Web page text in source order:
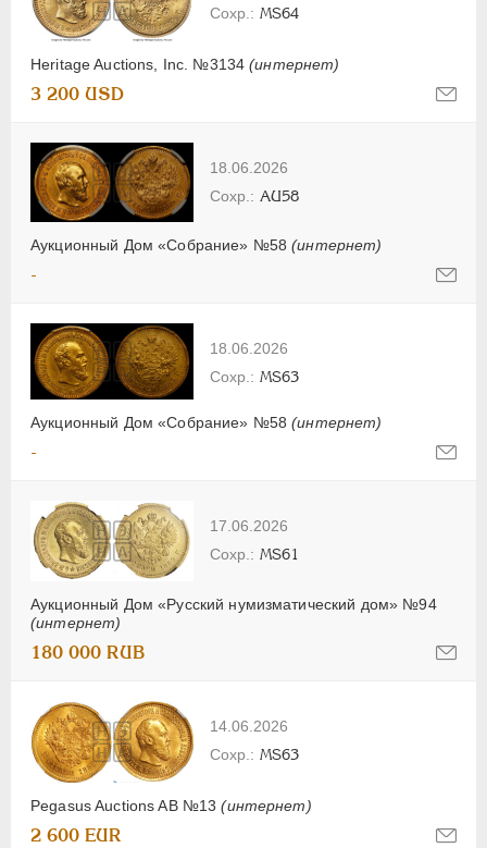
Heritage Auctions, Inc. №3134(интернет)
MS64
3 200 USD
18.06.2026
Аукционный Дом «Собрание» №58(интернет)
AU58
-
18.06.2026
Аукционный Дом «Собрание» №58(интернет)
MS63
-
17.06.2026
Аукционный Дом «Русский нумизматический дом» №94
(интернет)
MS61
180 000 RUB
14.06.2026
Pegasus Auctions AB №13(интернет)
MS63
2 600 EUR